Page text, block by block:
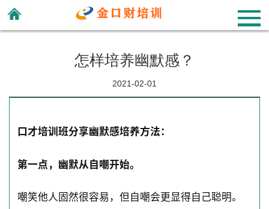
怎样培养幽默感？
2021-02-01
口才培训班分享幽默感培养方法：
第一点，幽默从自嘲开始。
嘲笑他人固然很容易，但自嘲会更显得自己聪明。